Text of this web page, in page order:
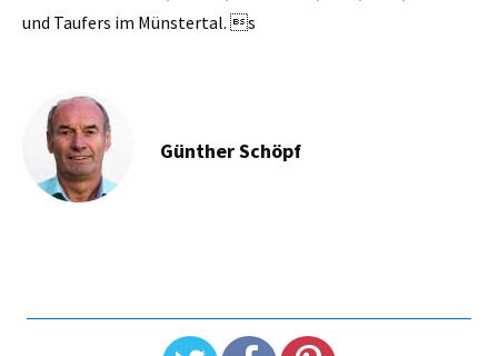
und Taufers im Münstertal. s
Günther Schöpf